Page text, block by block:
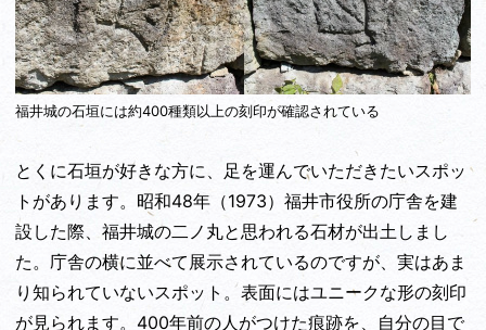
福井城の石垣には約400種類以上の刻印が確認されている
とくに石垣が好きな方に、足を運んでいただきたいスポッ
トがあります。昭和48年（1973）福井市役所の庁舎を建
設した際、福井城の二ノ丸と思われる石材が出土しまし
た。庁舎の横に並べて展示されているのですが、実はあま
り知られていないスポット。表面にはユニークな形の刻印
が見られます。400年前の人がつけた痕跡を、自分の目で